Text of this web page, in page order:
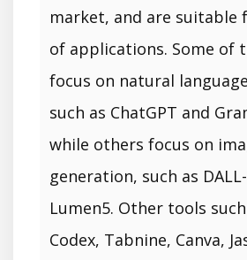
market, and are suitable
of applications. Some of
focus on natural
such as ChatGPT and
while others focus on
generation, such as
Lumen5. Other tools
Codex, Tabnine, Canva,